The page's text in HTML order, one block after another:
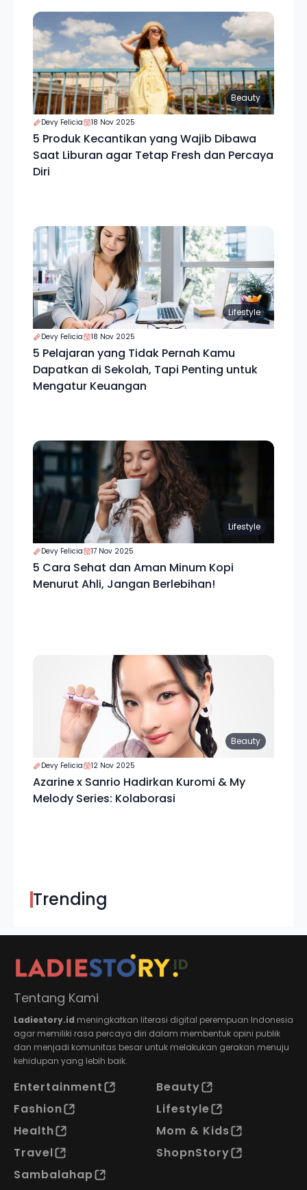
Beauty
Devy Felicia 18 Nov 2025
5 Produk Kecantikan yang Wajib Dibawa
Saat Liburan agar Tetap Fresh dan Percaya
Diri
Lifestyle
Devy Felicia 18 Nov 2025
5 Pelajaran yang Tidak Pernah Kamu
Dapatkan di Sekolah, Tapi Penting untuk
Mengatur Keuangan
Lifestyle
Devy Felicia 17 Nov 2025
5 Cara Sehat dan Aman Minum Kopi
Menurut Ahli, Jangan Berlebihan!
Beauty
Devy Felicia 12 Nov 2025
Azarine x Sanrio Hadirkan Kuromi & My
Melody Series: Kolaborasi
Trending
Tentang Kami
Ladiestory.id meningkatkan literasi digital perempuan Indonesia
agar memiliki rasa percaya diri dalam membentuk opini publik
dan menjadi komunitas besar untuk melakukan gerakan menuju
kehidupan yang lebih baik.
Entertainment
Beauty
Fashion
Lifestyle
Health
Mom & Kids
Travel
ShopnStory
Sambalahap